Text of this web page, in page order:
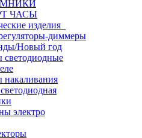
ЧАСЫ
изделия
диммеры
Новый год
электро